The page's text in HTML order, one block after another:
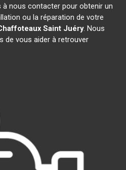
nous contacter pour obtenir un
ou la réparation de votre
Saint Juéry. Nous
de vous aider à retrouver